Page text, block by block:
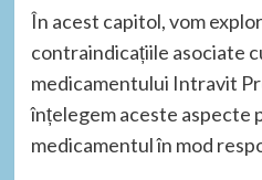
În acest capitol, vom
contraindicațiile asociate
medicamentului Intravit
înțelegem aceste aspecte
medicamentul în mod